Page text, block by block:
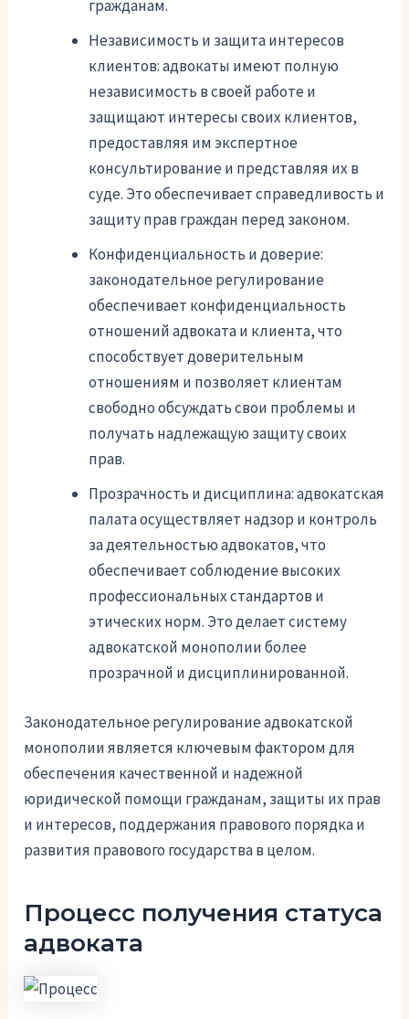
гражданам.
Независимость и защита интересов
клиентов: адвокаты имеют полную
независимость в своей работе и
защищают интересы своих клиентов,
предоставляя им экспертное
консультирование и представляя их в
суде. Это обеспечивает справедливость и
защиту прав граждан перед законом.
Конфиденциальность и доверие:
законодательное регулирование
обеспечивает конфиденциальность
отношений адвоката и клиента, что
способствует доверительным
отношениям и позволяет клиентам
свободно обсуждать свои проблемы и
получать надлежащую защиту своих
прав.
Прозрачность и дисциплина: адвокатская
палата осуществляет надзор и контроль
за деятельностью адвокатов, что
обеспечивает соблюдение высоких
профессиональных стандартов и
этических норм. Это делает систему
адвокатской монополии более
прозрачной и дисциплинированной.
Законодательное регулирование адвокатской
монополии является ключевым фактором для
обеспечения качественной и надежной
юридической помощи гражданам, защиты их прав
и интересов, поддержания правового порядка и
развития правового государства в целом.
Процесс получения статуса
адвоката